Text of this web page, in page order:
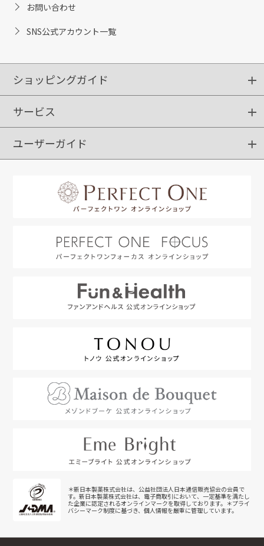
お問い合わせ
SNS公式アカウント一覧
ショッピングガイド
ショッピングガイド
ご注文方法
送料・配送
クーポンご利用方法
サービス
定期購入
ポイントサービス
お知らせメール
ユーザーガイド
＊新日本製薬株式会社は、公益社団法人日本通信販売協会の会員で
す。新日本製薬株式会社は、電子商取引において、一定基準を満たし
た企業に認定されるオンラインマークを取得しております。＊プライ
バシーマーク制度に基づき、個人情報を厳重に管理しています。